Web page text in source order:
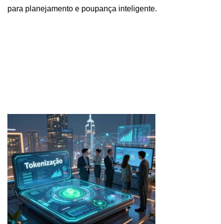
para planejamento e poupança inteligente.